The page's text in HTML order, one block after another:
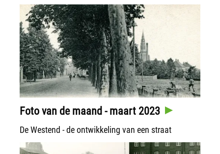
Foto van de maand - maart 2023
De Westend - de ontwikkeling van een straat